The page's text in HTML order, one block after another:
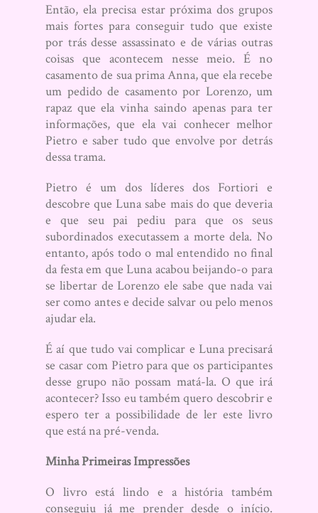
Então, ela precisa estar próxima dos grupos
mais fortes para conseguir tudo que existe
por trás desse assassinato e de várias outras
coisas que acontecem nesse meio. É no
casamento de sua prima Anna, que ela recebe
um pedido de casamento por Lorenzo, um
rapaz que ela vinha saindo apenas para ter
informações, que ela vai conhecer melhor
Pietro e saber tudo que envolve por detrás
dessa trama.
Pietro é um dos líderes dos Fortiori e
descobre que Luna sabe mais do que deveria
e que seu pai pediu para que os seus
subordinados executassem a morte dela. No
entanto, após todo o mal entendido no final
da festa em que Luna acabou beijando-o para
se libertar de Lorenzo ele sabe que nada vai
ser como antes e decide salvar ou pelo menos
ajudar ela.
É aí que tudo vai complicar e Luna precisará
se casar com Pietro para que os participantes
desse grupo não possam matá-la. O que irá
acontecer? Isso eu também quero descobrir e
espero ter a possibilidade de ler este livro
que está na pré-venda.
Minha Primeiras Impressões
O livro está lindo e a história também
conseguiu já me prender desde o início.